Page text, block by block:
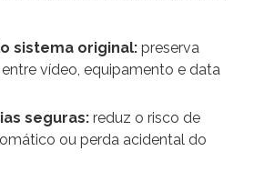
sistema original: preserva
vídeo, equipamento e data
seguras: reduz o risco de
ou perda acidental do